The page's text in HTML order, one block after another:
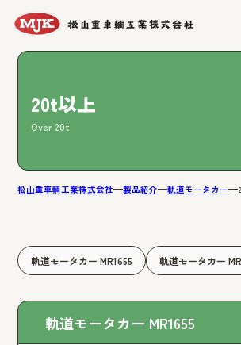
20t以上
Over 20t
松山重車輌工業株式会社 製品紹介 軌道モータカー
軌道モータカー MR1655 軌道モータカー
軌道モータカー MR1655